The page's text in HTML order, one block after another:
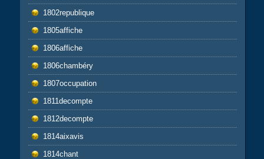
1802republique
1805affiche
1806affiche
1806chambéry
1807occupation
1811decompte
1812decompte
1814aixavis
1814chant